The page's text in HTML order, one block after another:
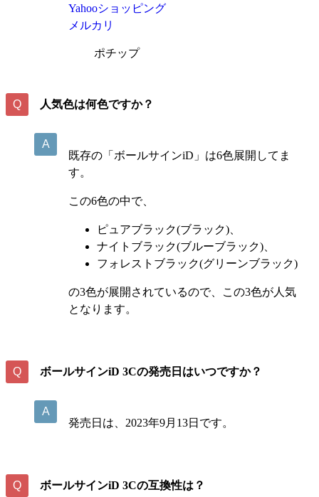
Yahooショッピング
メルカリ
ポチップ
人気色は何色ですか？
既存の「ボールサインiD」は6色展開してま
す。
この6色の中で、
ピュアブラック(ブラック)、
ナイトブラック(ブルーブラック)、
フォレストブラック(グリーンブラック)
の3色が展開されているので、この3色が人気
となります。
ボールサインiD 3Cの発売日はいつですか？
発売日は、2023年9月13日です。
ボールサインiD 3Cの互換性は？